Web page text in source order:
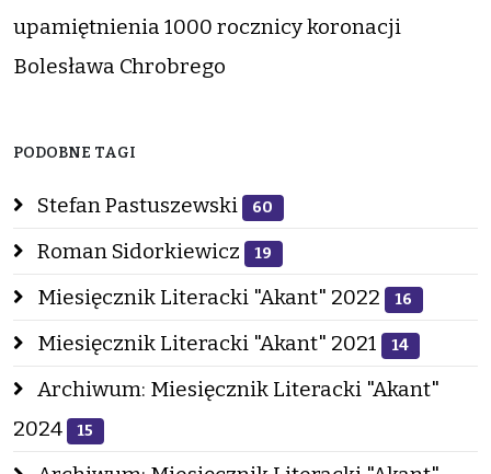
upamiętnienia 1000 rocznicy koronacji
Bolesława Chrobrego
PODOBNE TAGI
Stefan Pastuszewski 60
Roman Sidorkiewicz 19
Miesięcznik Literacki "Akant" 2022 16
Miesięcznik Literacki "Akant" 2021 14
Archiwum: Miesięcznik Literacki "Akant"
2024
15